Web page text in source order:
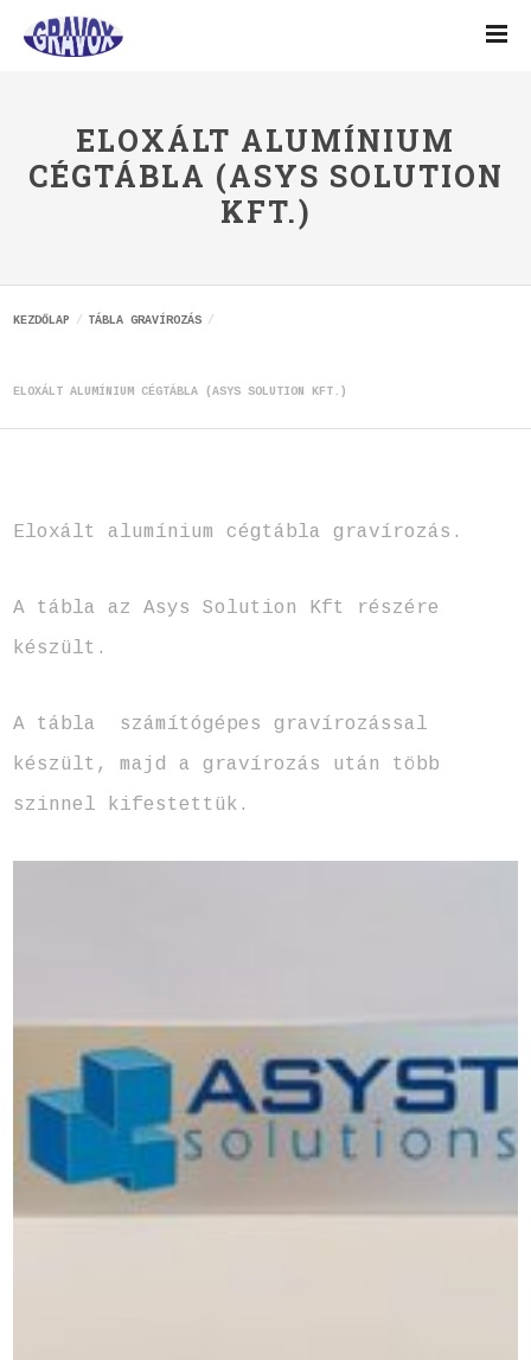
ELOXÁLT ALUMÍNIUM
CÉGTÁBLA (ASYS SOLUTION
KFT.)
KEZDŐLAP TÁBLA GRAVÍROZÁS
ELOXÁLT ALUMÍNIUM CÉGTÁBLA (ASYS SOLUTION KFT.)
Eloxált alumínium cégtábla gravírozás.
A tábla az Asys Solution Kft részére
készült.
A tábla számítógépes gravírozással
készült, majd a gravírozás után több
szinnel kifestettük.